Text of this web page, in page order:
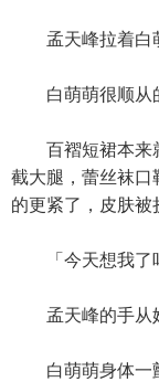
孟天峰拉着白萌
白萌萌很顺从的
百褶短裙本来就
截大腿，蕾丝袜口
的更紧了，皮肤被
「今天想我了
孟天峰的手从她
白萌萌身体一